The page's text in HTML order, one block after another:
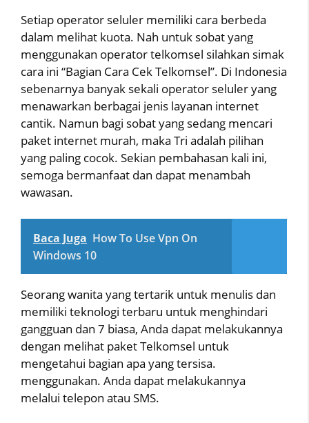
Setiap operator seluler memiliki cara berbeda
dalam melihat kuota. Nah untuk sobat yang
menggunakan operator telkomsel silahkan simak
cara ini “Bagian Cara Cek Telkomsel”. Di Indonesia
sebenarnya banyak sekali operator seluler yang
menawarkan berbagai jenis layanan internet
cantik. Namun bagi sobat yang sedang mencari
paket internet murah, maka Tri adalah pilihan
yang paling cocok. Sekian pembahasan kali ini,
semoga bermanfaat dan dapat menambah
wawasan.
Baca Juga How To Use Vpn On
Windows 10
Seorang wanita yang tertarik untuk menulis dan
memiliki teknologi terbaru untuk menghindari
gangguan dan 7 biasa, Anda dapat melakukannya
dengan melihat paket Telkomsel untuk
mengetahui bagian apa yang tersisa.
menggunakan. Anda dapat melakukannya
melalui telepon atau SMS.